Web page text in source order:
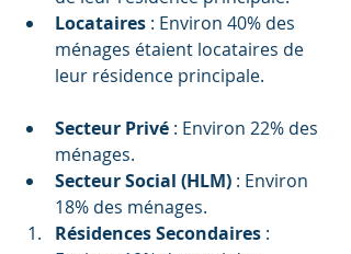
Locataires : Environ 40% des
ménages étaient locataires de
leur résidence principale.
Secteur Privé : Environ 22% des
ménages.
Secteur Social (HLM) : Environ
18% des ménages.
Résidences Secondaires :